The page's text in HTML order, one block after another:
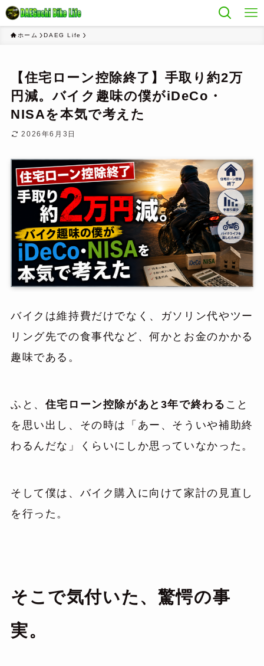
ホーム DAEG Life
【住宅ローン控除終了】手取り約2万
円減。バイク趣味の僕がiDeCo・
NISAを本気で考えた
2026年6月3日
バイクは維持費だけでなく、ガソリン代やツー
リング先での食事代など、何かとお金のかかる
趣味である。
ふと、住宅ローン控除があと3年で終わる こと
を思い出し、その時は「あー、そういや補助終
わるんだな」くらいにしか思っていなかった。
そして僕は、バイク購入に向けて家計の見直し
を行った。
そこで気付いた、驚愕の事
実。